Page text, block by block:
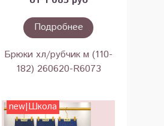
Подробнее
Брюки хл/рубчик м (110-
182) 260620-R6073
new|Школа